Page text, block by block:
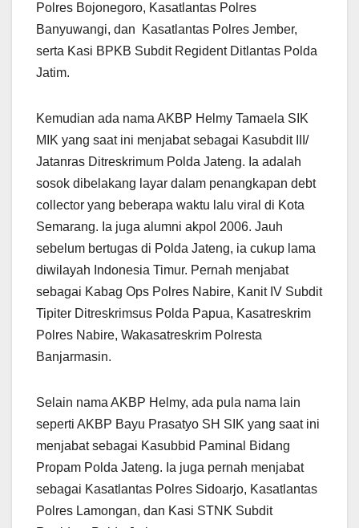
Polres Bojonegoro, Kasatlantas Polres
Banyuwangi, dan Kasatlantas Polres Jember,
serta Kasi BPKB Subdit Regident Ditlantas Polda
Jatim.
Kemudian ada nama AKBP Helmy Tamaela SIK
MIK yang saat ini menjabat sebagai Kasubdit III/
Jatanras Ditreskrimum Polda Jateng. Ia adalah
sosok dibelakang layar dalam penangkapan debt
collector yang beberapa waktu lalu viral di Kota
Semarang. Ia juga alumni akpol 2006. Jauh
sebelum bertugas di Polda Jateng, ia cukup lama
diwilayah Indonesia Timur. Pernah menjabat
sebagai Kabag Ops Polres Nabire, Kanit IV Subdit
Tipiter Ditreskrimsus Polda Papua, Kasatreskrim
Polres Nabire, Wakasatreskrim Polresta
Banjarmasin.
Selain nama AKBP Helmy, ada pula nama lain
seperti AKBP Bayu Prasatyo SH SIK yang saat ini
menjabat sebagai Kasubbid Paminal Bidang
Propam Polda Jateng. Ia juga pernah menjabat
sebagai Kasatlantas Polres Sidoarjo, Kasatlantas
Polres Lamongan, dan Kasi STNK Subdit